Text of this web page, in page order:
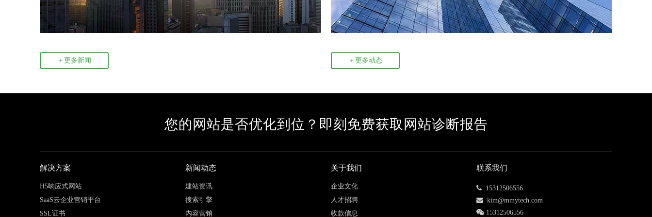
＋更多新闻 ＋更多动态
您的网站是否优化到位？即刻免费获取网站诊断报告
解决方案
H5响应式网站
SaaS云企业营销平台
SSL证书
新闻动态
建站资讯
搜索引擎
内容营销
关于我们
企业文化
人才招聘
收款信息
联系我们
 15312506556
 kim@mmytech.com
 15312506556